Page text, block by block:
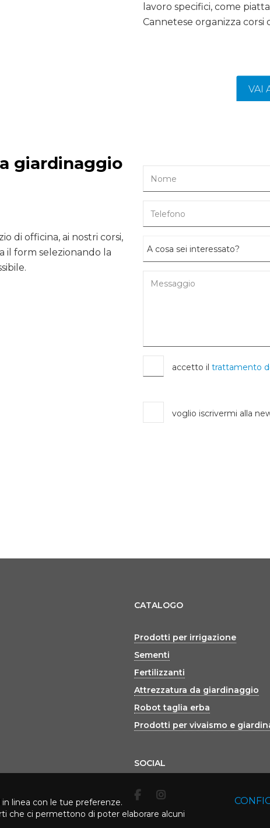
lavoro specifici, come
Cannetese organizza corsi
VAI
giardinaggio
di officina, ai nostri corsi,
il form selezionando la
accetto il trattamento
voglio iscrivermi alla
CATALOGO
Prodotti per irrigazione
Sementi
Fertilizzanti
Attrezzatura da giardinaggio
Robot taglia erba
Prodotti per vivaismo e
SOCIAL
linea con le tue preferenze.
che ci permettono di poter elaborare alcuni